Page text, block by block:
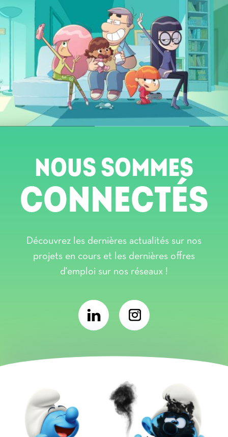
NOUS SOMMES
CONNECTÉS
Découvrez les dernières actualités sur nos
projets en cours et les dernières offres
d'emploi sur nos réseaux !